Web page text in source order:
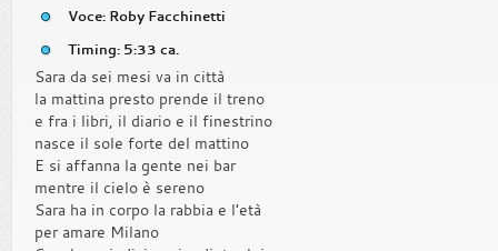
Voce: Roby Facchinetti
Timing: 5:33 ca.
Sara da sei mesi va in città
la mattina presto prende il treno
e fra i libri, il diario e il finestrino
nasce il sole forte del mattino
E si affanna la gente nei bar
mentre il cielo è sereno
Sara ha in corpo la rabbia e l'età
per amare Milano